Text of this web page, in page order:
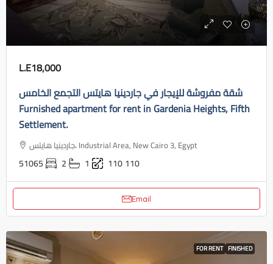
L.E18,000
شقة مفروشة للإيجار في جاردينيا هايتس التجمع الخامس
Furnished apartment for rent in Gardenia Heights, Fifth
Settlement.
جاردينيا هايتس، Industrial Area, New Cairo 3, Egypt
51065 2 1 110110
Email
FOR RENT FINISHED